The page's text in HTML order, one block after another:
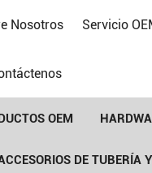
Nosotros Servicio
OEM
DE TUBERÍA